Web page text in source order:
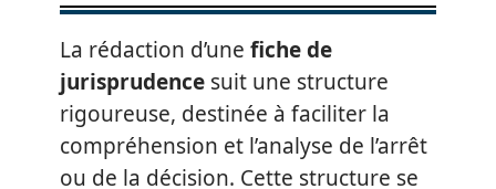
La rédaction d’une fiche de
jurisprudence suit une structure
rigoureuse, destinée à faciliter la
compréhension et l’analyse de l’arrêt
ou de la décision. Cette structure se